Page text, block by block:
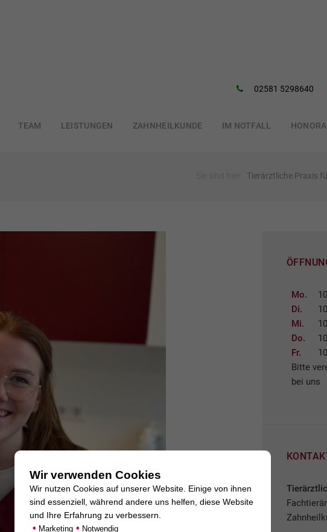
02581 5298640
TEAM LEISTUNGEN ZAHNHEILKUNDE IM NOTFALL
Tierärztliche Praxis
Mo.
Di.
Mi.
Do.
Fr.
Bitte
bei uns
Wir verwenden Cookies
Wir nutzen Cookies auf unserer Website. Einige von ihnen
sind essenziell, während andere uns helfen, diese Website
und Ihre Erfahrung zu verbessern.
• Marketing • Notwendig